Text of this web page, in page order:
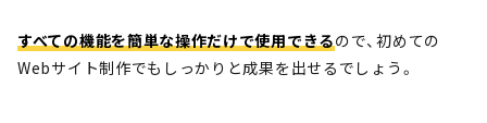
すべての機能を簡単な操作だけで使用できるので、初めての
Webサイト制作でもしっかりと成果を出せるでしょう。